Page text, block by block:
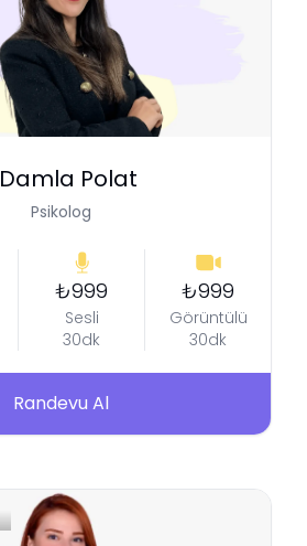
Damla Polat
Psikolog
₺999
Sesli
30dk
₺999
Görüntülü
30dk
Randevu Al